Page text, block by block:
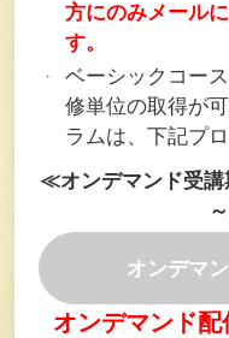
方にのみメール
す。
ベーシックコー
修単位の取得が
ラムは、下記プ
≪オンデマンド受講
オンデマ
オンデマンド配